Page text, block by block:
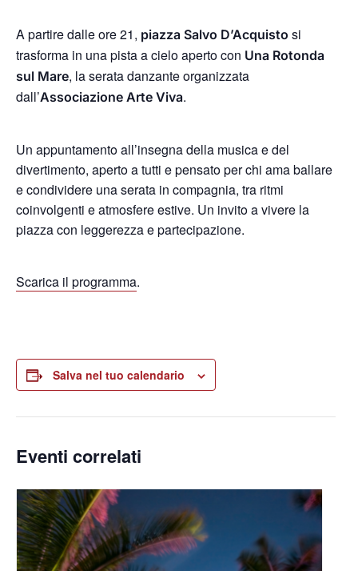
A partire dalle ore 21, piazza Salvo D’Acquisto si
trasforma in una pista a cielo aperto con Una Rotonda
sul Mare, la serata danzante organizzata
dall’Associazione Arte Viva.
Un appuntamento all’insegna della musica e del
divertimento, aperto a tutti e pensato per chi ama ballare
e condividere una serata in compagnia, tra ritmi
coinvolgenti e atmosfere estive. Un invito a vivere la
piazza con leggerezza e partecipazione.
Scarica il programma.
Salva nel tuo calendario
Eventi correlati